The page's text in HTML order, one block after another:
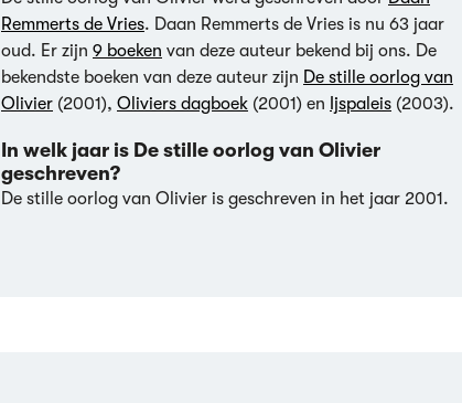
Remmerts de Vries. Daan Remmerts de Vries is nu 63 jaar
oud. Er zijn 9 boeken van deze auteur bekend bij ons. De
bekendste boeken van deze auteur zijn De stille oorlog van
Olivier (2001), Oliviers dagboek (2001) en Ijspaleis (2003).
In welk jaar is De stille oorlog van Olivier
geschreven?
De stille oorlog van Olivier is geschreven in het jaar 2001.